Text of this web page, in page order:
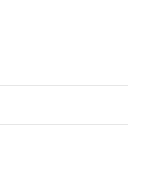
Wasser machen das
Stockholms.